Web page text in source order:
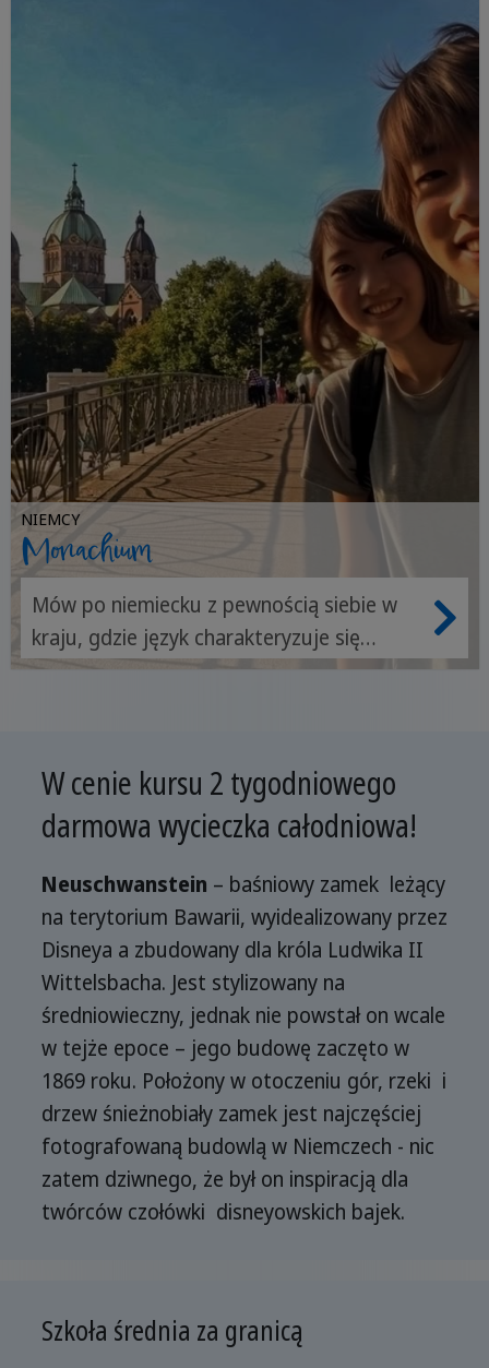
NIEMCY
Monachium
Mów po niemiecku z pewnością siebie w
kraju, gdzie język charakteryzuje się
klarownością, kulturą i silnymi tradycjami.
W cenie kursu 2 tygodniowego
darmowa wycieczka całodniowa!
Neuschwanstein – baśniowy zamek leżący
na terytorium Bawarii, wyidealizowany przez
Disneya a zbudowany dla króla Ludwika II
Wittelsbacha. Jest stylizowany na
średniowieczny, jednak nie powstał on wcale
w tejże epoce – jego budowę zaczęto w
1869 roku. Położony w otoczeniu gór, rzeki i
drzew śnieżnobiały zamek jest najczęściej
fotografowaną budowlą w Niemczech - nic
zatem dziwnego, że był on inspiracją dla
twórców czołówki disneyowskich bajek.
Szkoła średnia za granicą